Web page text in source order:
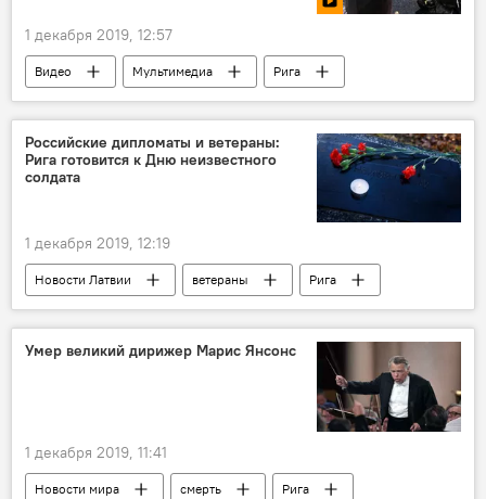
1 декабря 2019, 12:57
Видео Мультимедиа
Рига
памятник Свободы
Эгилс Левитс
президент
Российские дипломаты и ветераны:
Рига готовится к Дню неизвестного
солдата
1 декабря 2019, 12:19
Новости Латвии ветераны
Рига
посольство РФ в Латвии
Умер великий дирижер Марис Янсонс
1 декабря 2019, 11:41
Новости мира смерть
Рига